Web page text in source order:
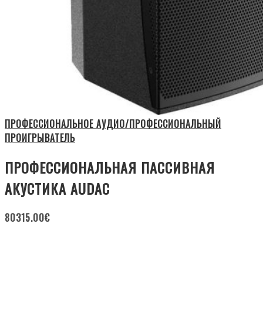
ПРОФЕССИОНАЛЬНОЕ АУДИО/ПРОФЕССИОНАЛЬНЫЙ
ПРОИГРЫВАТЕЛЬ
ПРОФЕССИОНАЛЬНАЯ ПАССИВНАЯ
АКУСТИКА AUDAC
80315.00€